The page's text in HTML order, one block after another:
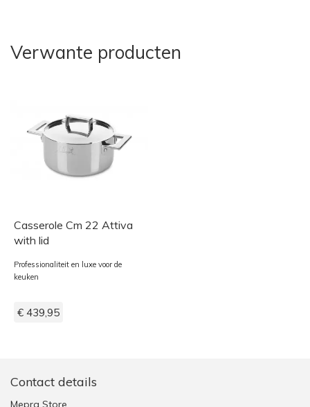
Verwante producten
Casserole Cm 22 Attiva
with lid
Professionaliteit en luxe voor de
keuken
€ 439,95
Contact details
Mepra Store